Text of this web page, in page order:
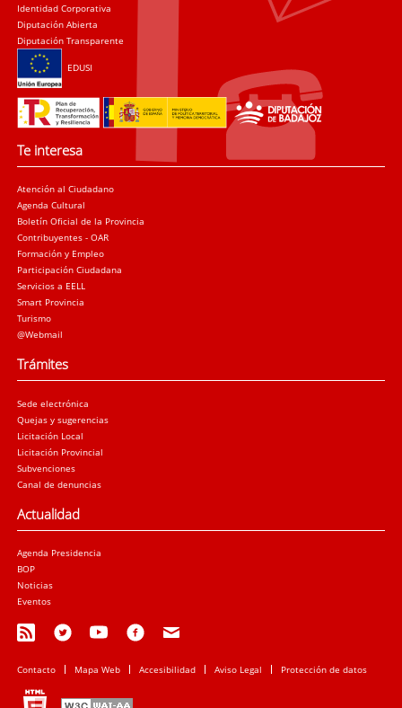
Identidad Corporativa
Diputación Abierta
Diputación Transparente
EDUSI
Te interesa
Atención al Ciudadano
Agenda Cultural
Boletín Oficial de la Provincia
Contribuyentes - OAR
Formación y Empleo
Participación Ciudadana
Servicios a EELL
Smart Provincia
Turismo
@Webmail
Trámites
Sede electrónica
Quejas y sugerencias
Licitación Local
Licitación Provincial
Subvenciones
Canal de denuncias
Actualidad
Agenda Presidencia
BOP
Noticias
Eventos
Contacto Mapa Web Accesibilidad Aviso Legal Protección de datos